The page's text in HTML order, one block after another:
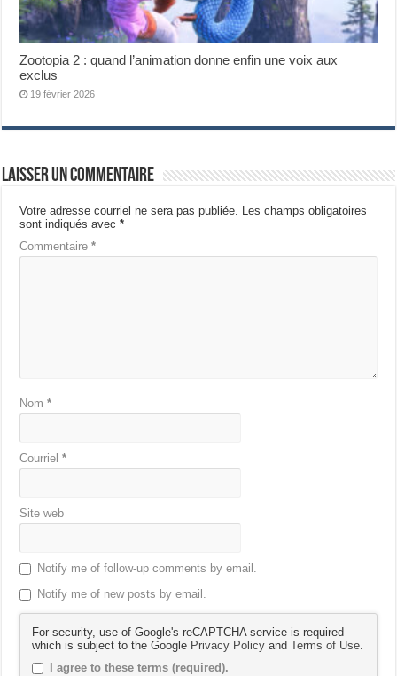
Zootopia 2 : quand l’animation donne enfin une voix aux
exclus
19 février 2026
Laisser un commentaire
Votre adresse courriel ne sera pas publiée. Les champs obligatoires
sont indiqués avec*
Commentaire*
Nom*
Courriel*
Site web
Notify me of follow-up comments by email.
Notify me of new posts by email.
For security, use of Google's reCAPTCHA service is required
which is subject to the Google Privacy Policy andTerms of Use.
I agree to these terms (required).